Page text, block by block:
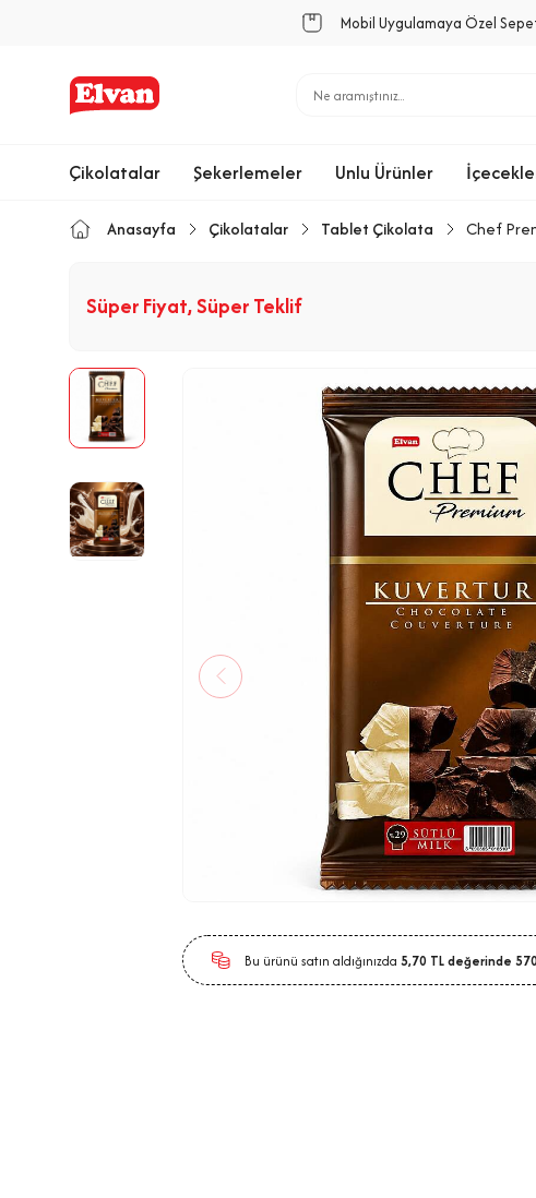
Mobil Uygulamaya Özel
Çikolatalar Şekerlemeler Unlu Ürünler
Anasayfa Çikolatalar Tablet Çikolata Chef
Süper Fiyat, Süper Teklif
Bu ürünü satın aldığınızda 5,70 TL değerinde